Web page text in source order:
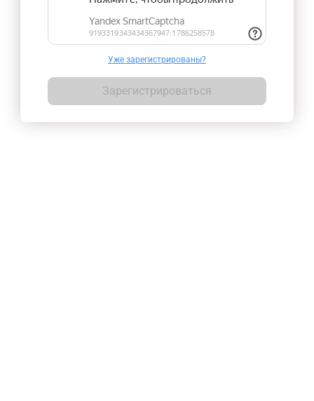
Уже зарегистрированы?
Зарегистрироваться